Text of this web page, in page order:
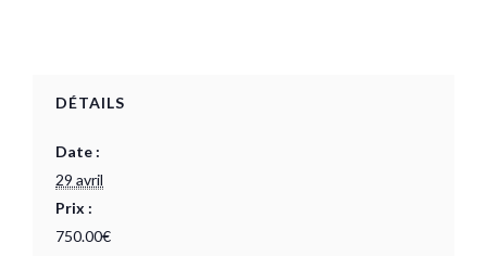
DÉTAILS
Date :
29 avril
Prix :
750.00€